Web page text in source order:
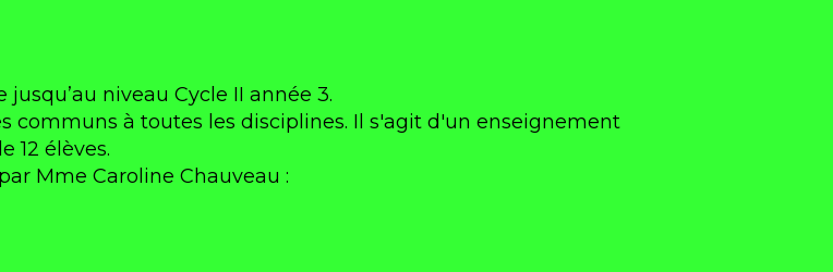
niveau Cycle II année 3.
communs à toutes les disciplines. Il s'agit d'un enseignement
12 élèves.
Mme Caroline Chauveau :